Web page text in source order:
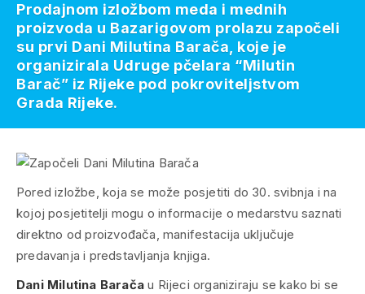
Pored izložbe, koja se može posjetiti do 30. svibnja i na
kojoj posjetitelji mogu o informacije o medarstvu saznati
direktno od proizvođača, manifestacija uključuje
predavanja i predstavljanja knjiga.
Dani Milutina Barača u Rijeci organiziraju se kako bi se
Prodajnom izložbom meda i mednih
proizvoda u Bazarigovom prolazu započeli
su prvi Dani Milutina Barača, koje je
organizirala Udruge pčelara “Milutin
Barač” iz Rijeke pod pokroviteljstvom
Grada Rijeke.